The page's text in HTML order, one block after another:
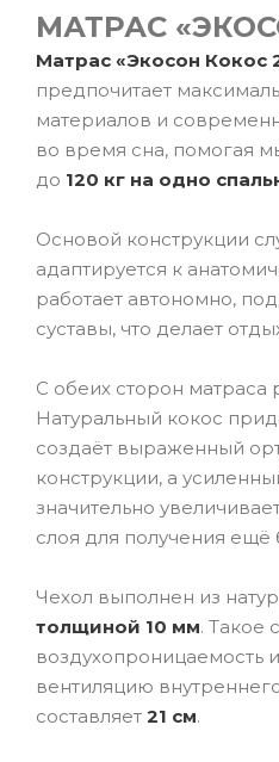
МАТРАС
Матрас «Экосон Кокос
предпочитает
материалов и
во время сна, помогая
до 120 кг на одно
Основой конструкции
адаптируется к
работает автономно,
суставы, что делает
С обеих сторон
Натуральный кокос
создаёт выраженный
конструкции, а
значительно
слоя для получения ещё
Чехол выполнен из
толщиной 10 мм. Такое
воздухопроницаемость
вентиляцию
составляет 21 см.